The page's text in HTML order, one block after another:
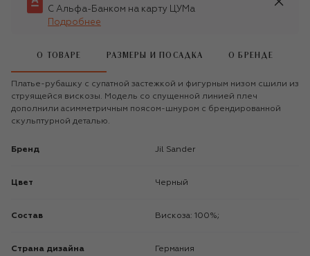
С Альфа-Банком на карту ЦУМа
Подробнее
О ТОВАРЕ РАЗМЕРЫ И ПОСАДКА О БРЕНДЕ
Платье-рубашку с супатной застежкой и фигурным низом сшили из
струящейся вискозы. Модель со спущенной линией плеч
дополнили асимметричным поясом-шнуром с брендированной
скульптурной деталью.
Бренд Jil Sander
Цвет Черный
Состав Вискоза: 100%;
Страна дизайна Германия